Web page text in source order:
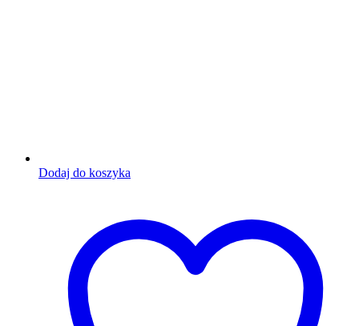
Dodaj do koszyka